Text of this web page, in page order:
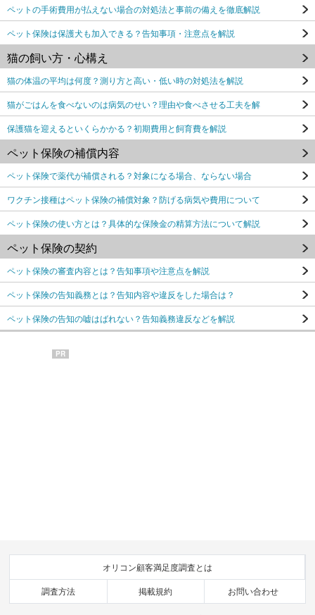
ペットの手術費用が払えない場合の対処法と事前の備えを徹底解説
ペット保険は保護犬も加入できる？告知事項・注意点を解説
猫の飼い方・心構え
猫の体温の平均は何度？測り方と高い・低い時の対処法を解説
猫がごはんを食べないのは病気のせい？理由や食べさせる工夫を解
保護猫を迎えるといくらかかる？初期費用と飼育費を解説
ペット保険の補償内容
ペット保険で薬代が補償される？対象になる場合、ならない場合
ワクチン接種はペット保険の補償対象？防げる病気や費用について
ペット保険の使い方とは？具体的な保険金の精算方法について解説
ペット保険の契約
ペット保険の審査内容とは？告知事項や注意点を解説
ペット保険の告知義務とは？告知内容や違反をした場合は？
ペット保険の告知の嘘はばれない？告知義務違反などを解説
PR
オリコン顧客満足度調査とは
調査方法 掲載規約 お問い合わせ